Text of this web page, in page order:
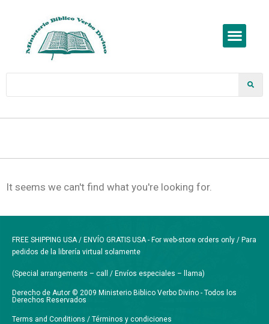
It seems we can't find what you're looking for.
FREE SHIPPING USA / ENVÍO GRATIS USA - For web-store orders only / Para
pedidos de la librería virtual solamente
(Special arrangements – call / Envíos especiales – llama)
Derecho de Autor © 2009 Ministerio Biblico Verbo Divino - Todos los
Derechos Reservados
Terms and Conditions / Términos y condiciones